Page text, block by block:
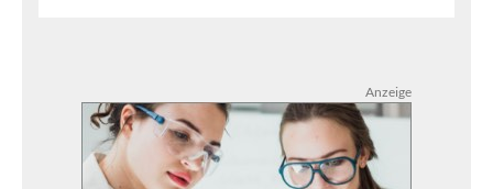
Anzeige